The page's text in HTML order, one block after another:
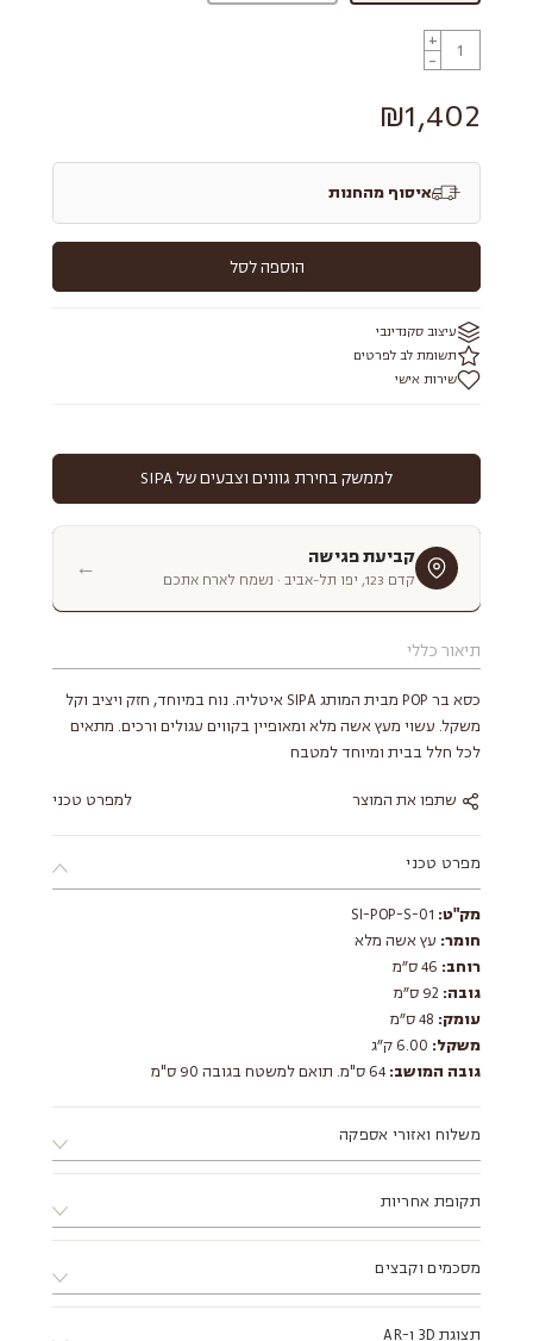
+
-
₪1,402
איסוף מהחנות
הוספה לסל
עיצוב סקנדינבי
תשומת לב לפרטים
שירות אישי
לממשק בחירת גוונים וצבעים של SIPA
תיאור כללי
כסא בר POP מבית המותג SIPA איטליה. נוח במיוחד, חזק ויציב וקל
משקל. עשוי מעץ אשה מלא ומאופיין בקווים עגולים ורכים. מתאים
לכל חלל בבית ומיוחד למטבח
שתפו את המוצר למפרט טכני
מפרט טכני
מק"ט:
חומר: עץ אשה מלא
רוחב:
גובה:
עומק:
משקל:
גובה המושב:
משלוח ואזורי אספקה
ב. ניתן לתאם התקנה ע"י מתקין מקצועי מטעם החברה.
ג. מוצר שמגיע באריזה שטוחה דורש הרכבה, ניתן להזמין הרכבה
דרך הסטודיו בתוספת תשלום.
ד. אזורי אספקה:
תקופת אחריות
מסכמים וקבצים
תצוגת 3D ו-AR
קביעת פגישה
קדם 123, יפו תל-אביב · נשמח לארח אתכם ←